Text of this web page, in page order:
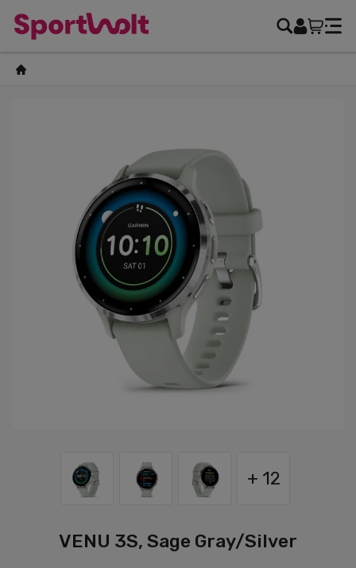
+ 12
VENU 3S, Sage Gray/Silver